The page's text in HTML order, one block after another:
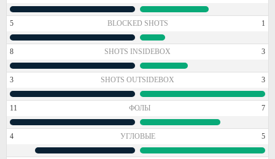
5 BLOCKED SHOTS 1
8 SHOTS INSIDEBOX 3
3 SHOTS OUTSIDEBOX 3
11 ФОЛЫ 7
4 УГЛОВЫЕ 5